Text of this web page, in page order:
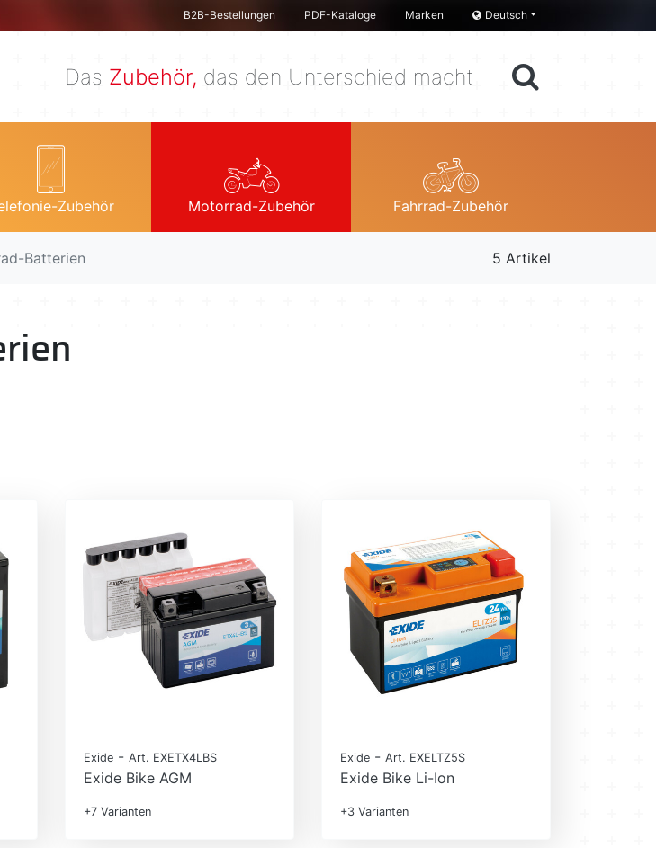
B2B-Bestellungen PDF-Kataloge Marken Deutsch
Das Zubehör, das den Unterschied macht
Zubehör Motorrad-Zubehör Fahrrad-Zubehör
Batterien 5 Artikel
Exide - Art. EXETX4LBS
Exide Bike AGM
+7 Varianten
Exide - Art. EXELTZ5S
Exide Bike Li-Ion
+3 Varianten